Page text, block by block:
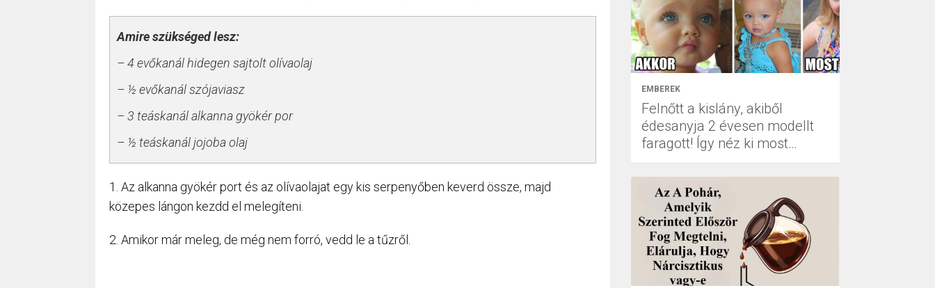
Amire szükséged lesz:
– 4 evőkanál hidegen sajtolt olívaolaj
– ½ evőkanál szójaviasz
– 3 teáskanál alkanna gyökér por
– ½ teáskanál jojoba olaj
1. Az alkanna gyökér port és az olívaolajat egy kis serpenyőben keverd össze, majd
közepes lángon kezdd el melegíteni.
2. Amikor már meleg, de még nem forró, vedd le a tűzről.
EMBEREK
Felnőtt a kislány, akiből
édesanyja 2 évesen modellt
faragott! Így néz ki most…